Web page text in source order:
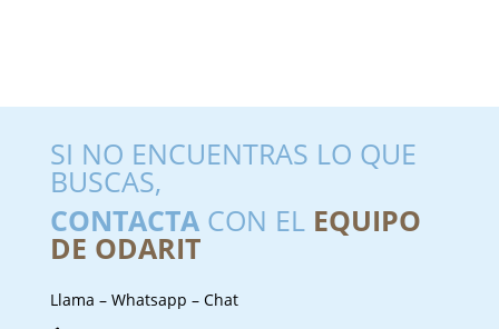
SI NO ENCUENTRAS LO QUE
BUSCAS,
CONTACTACON EL EQUIPO
DE ODARIT
Llama – Whatsapp – Chat